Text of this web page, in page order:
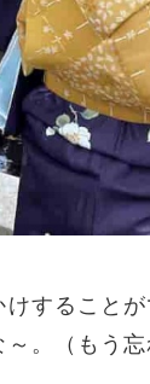
すること
。（もう